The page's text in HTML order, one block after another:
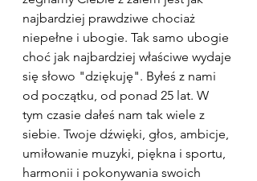
najbardziej prawdziwe chociaż
niepełne i ubogie. Tak samo ubogie
choć jak najbardziej właściwe wydaje
się słowo "dziękuję". Byłeś z nami
od początku, od ponad 25 lat. W
tym czasie dałeś nam tak wiele z
siebie. Twoje dźwięki, głos, ambicje,
umiłowanie muzyki, piękna i sportu,
harmonii i pokonywania swoich